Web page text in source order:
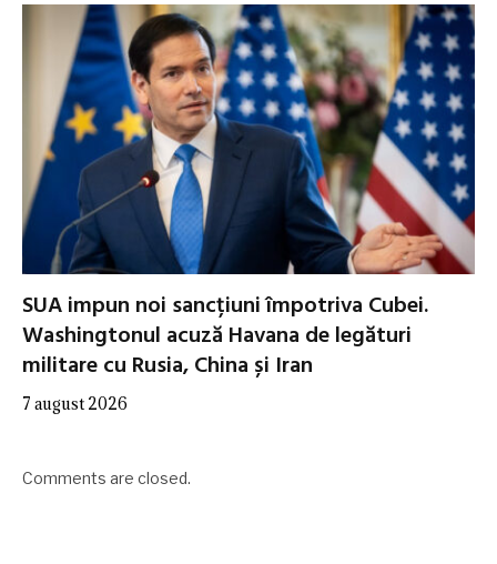
SUA impun noi sancțiuni împotriva Cubei.
Washingtonul acuză Havana de legături
militare cu Rusia, China și Iran
7 august 2026
Comments are closed.